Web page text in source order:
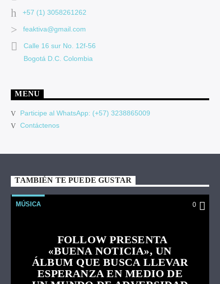
+57 (1) 3058261262
feaktiva@gmail.com
Calle 16 sur No. 12f-56
Bogotá D.C. Colombia
MENU
Participe al WhatsApp: (+57) 3238865009
Contáctenos
TAMBIÉN TE PUEDE GUSTAR
MÚSICA 0
FOLLOW PRESENTA
«BUENA NOTICIA», UN
ÁLBUM QUE BUSCA LLEVAR
ESPERANZA EN MEDIO DE